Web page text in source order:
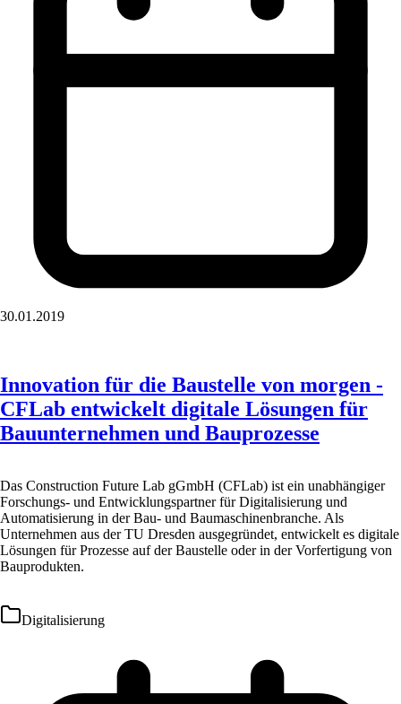
30.01.2019
Innovation für die Baustelle von morgen -
CFLab entwickelt digitale Lösungen für
Bauunternehmen und Bauprozesse
Das Construction Future Lab gGmbH (CFLab) ist ein unabhängiger
Forschungs- und Entwicklungspartner für Digitalisierung und
Automatisierung in der Bau- und Baumaschinenbranche. Als
Unternehmen aus der TU Dresden ausgegründet, entwickelt es digitale
Lösungen für Prozesse auf der Baustelle oder in der Vorfertigung von
Bauprodukten.
Digitalisierung